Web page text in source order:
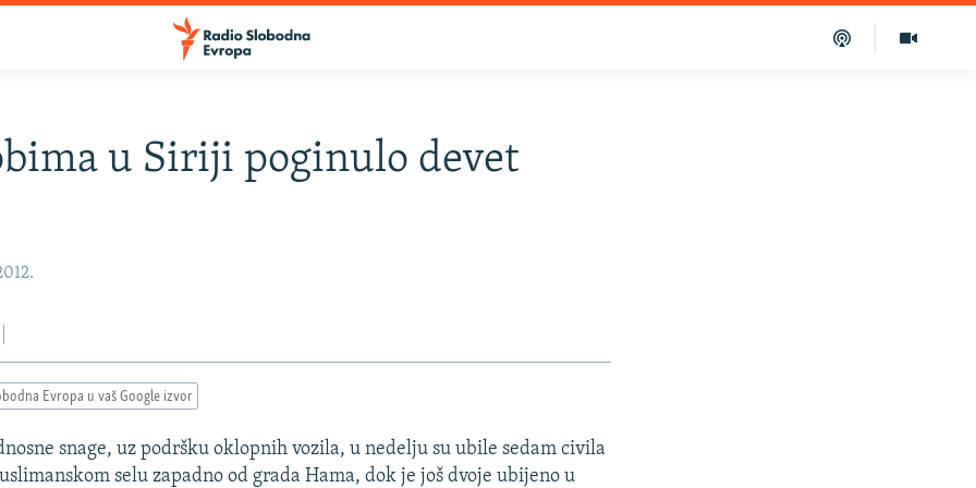
u Siriji poginulo devet
Evropa u vaš Google izvor
snage, uz podršku oklopnih vozila, u nedelju su ubile sedam civila
selu zapadno od grada Hama, dok je još dvoje ubijeno u